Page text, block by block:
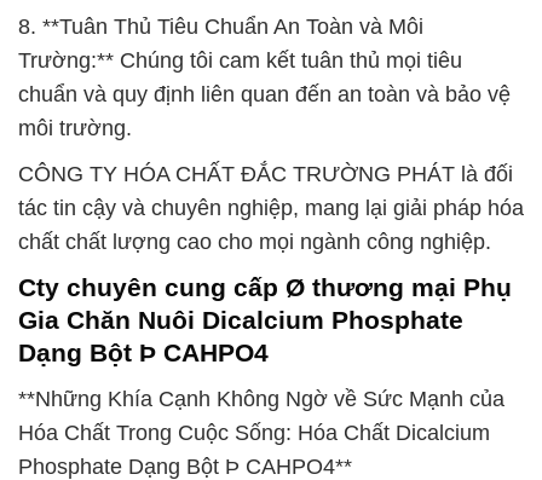
8. **Tuân Thủ Tiêu Chuẩn An Toàn và Môi
Trường:** Chúng tôi cam kết tuân thủ mọi tiêu
chuẩn và quy định liên quan đến an toàn và bảo vệ
môi trường.
CÔNG TY HÓA CHẤT ĐẮC TRƯỜNG PHÁT là đối
tác tin cậy và chuyên nghiệp, mang lại giải pháp hóa
chất chất lượng cao cho mọi ngành công nghiệp.
Cty chuyên cung cấp Ø thương mại Phụ
Gia Chăn Nuôi Dicalcium Phosphate
Dạng Bột Þ CAHPO4
**Những Khía Cạnh Không Ngờ về Sức Mạnh của
Hóa Chất Trong Cuộc Sống: Hóa Chất Dicalcium
Phosphate Dạng Bột Þ CAHPO4**